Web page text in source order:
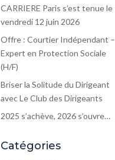
CARRIERE Paris s’est tenue le
vendredi 12 juin 2026
Offre : Courtier Indépendant –
Expert en Protection Sociale
(H/F)
Briser la Solitude du Dirigeant
avec Le Club des Dirigeants
2025 s’achève, 2026 s’ouvre…
Catégories